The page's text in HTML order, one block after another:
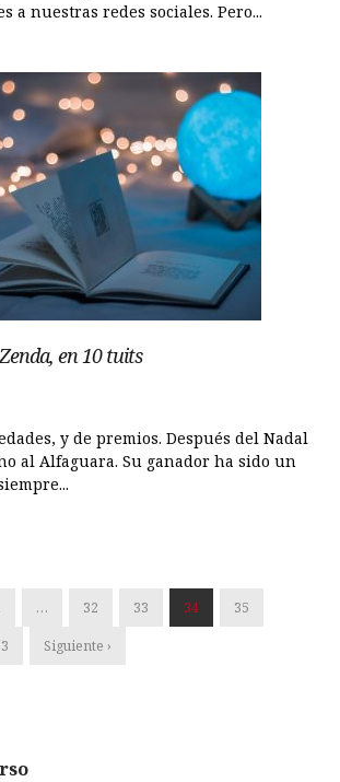
a nuestras redes sociales. Pero...
en 10 tuits
y de premios. Después del Nadal
al Alfaguara. Su ganador ha sido un
… 32 33 34 35
Siguiente ›